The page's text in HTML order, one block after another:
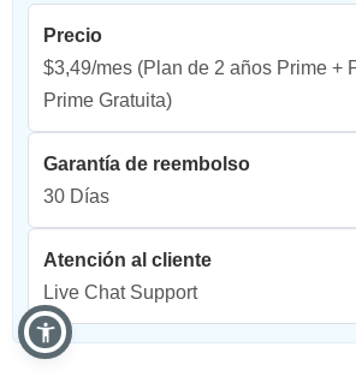
Precio
$3,49/mes (Plan de 2 años Prime +
Prime Gratuita)
Garantía de reembolso
30 Días
Atención al cliente
Live Chat Support